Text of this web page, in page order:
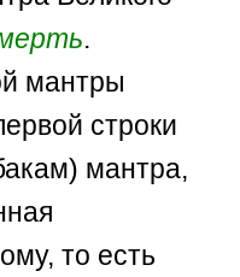
.
мантры
строки
мантра,
то есть